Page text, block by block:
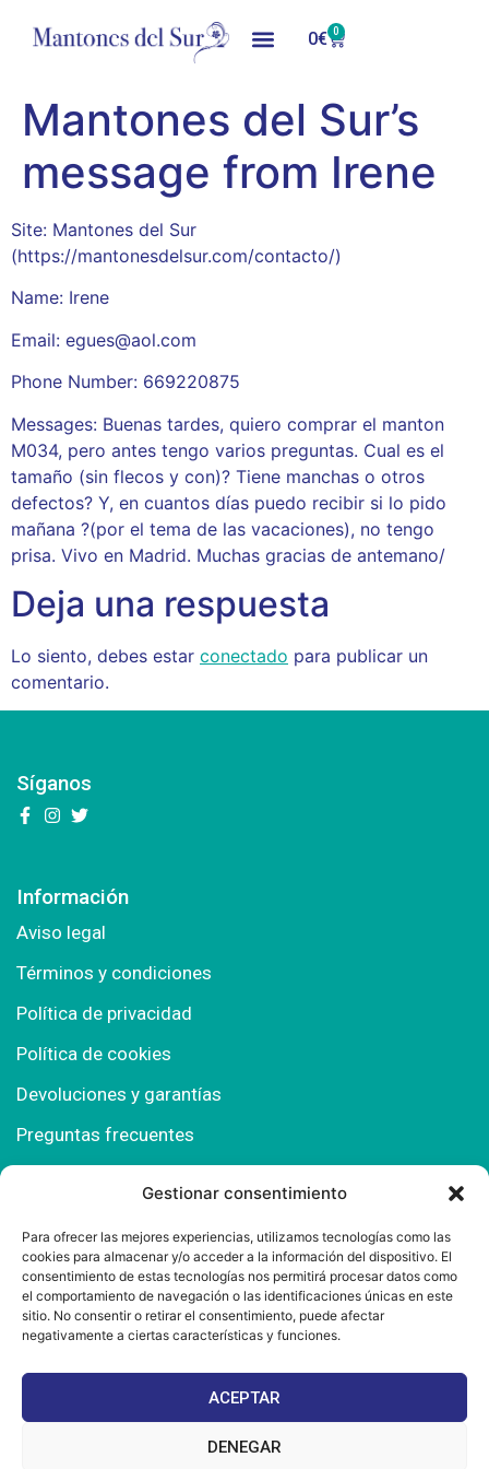
Gestionar consentimiento
Para ofrecer las mejores experiencias, utilizamos tecnologías como las
cookies para almacenar y/o acceder a la información del dispositivo. El
consentimiento de estas tecnologías nos permitirá procesar datos como
el comportamiento de navegación o las identificaciones únicas en este
sitio. No consentir o retirar el consentimiento, puede afectar
negativamente a ciertas características y funciones.
ACEPTAR
DENEGAR
0€ 0
Mantones del Sur’s
message from Irene
Site: Mantones del Sur
(https://mantonesdelsur.com/contacto/)
Name: Irene
Email: egues@aol.com
Phone Number: 669220875
Messages: Buenas tardes, quiero comprar el manton
M034, pero antes tengo varios preguntas. Cual es el
tamaño (sin flecos y con)? Tiene manchas o otros
defectos? Y, en cuantos días puedo recibir si lo pido
mañana ?(por el tema de las vacaciones), no tengo
prisa. Vivo en Madrid. Muchas gracias de antemano/
Deja una respuesta
Lo siento, debes estar conectado para publicar un
comentario.
Síganos
Información
Aviso legal
Términos y condiciones
Política de privacidad
Política de cookies
Devoluciones y garantías
Preguntas frecuentes
Polígono Comercial Urbisur (Cita previa) 11130
Chiclana de la Fra. (Cádiz)
667 457 908
info@mantonesdelsur.com
mantonesdelsur@gmail.com